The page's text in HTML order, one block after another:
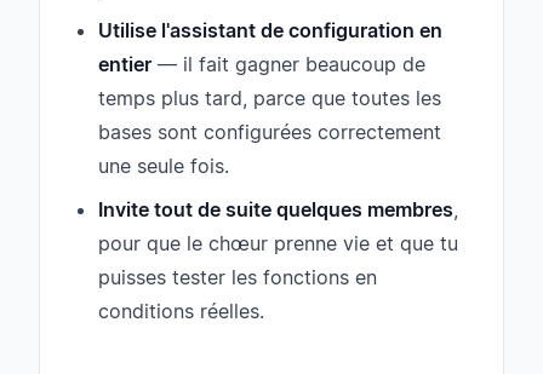
Utilise l'assistant de configuration en
entier — il fait gagner beaucoup de
temps plus tard, parce que toutes les
bases sont configurées correctement
une seule fois.
Invite tout de suite quelques membres,
pour que le chœur prenne vie et que tu
puisses tester les fonctions en
conditions réelles.